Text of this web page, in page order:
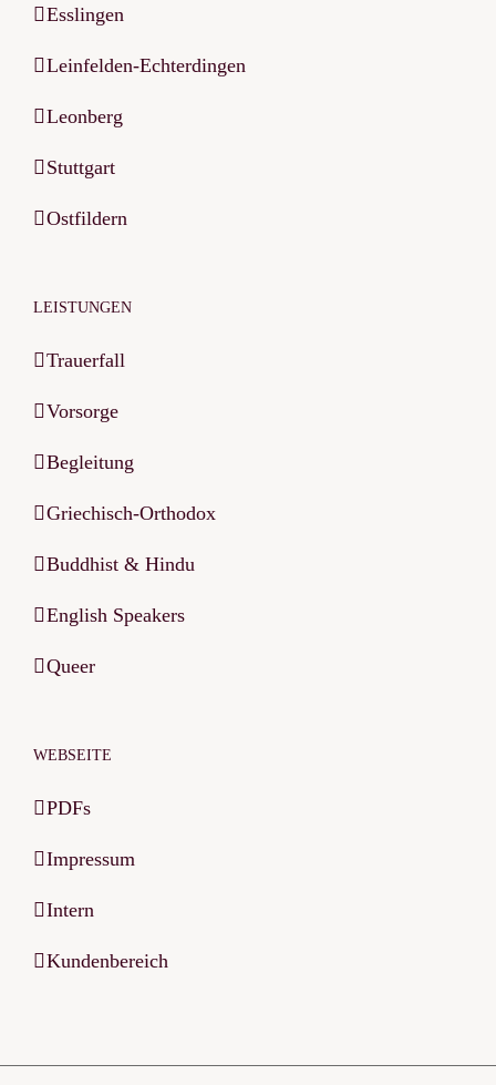
Esslingen
Leinfelden-Echterdingen
Leonberg
Stuttgart
Ostfildern
LEISTUNGEN
Trauerfall
Vorsorge
Begleitung
Griechisch-Orthodox
Buddhist & Hindu
English Speakers
Queer
WEBSEITE
PDFs
Impressum
Intern
Kundenbereich